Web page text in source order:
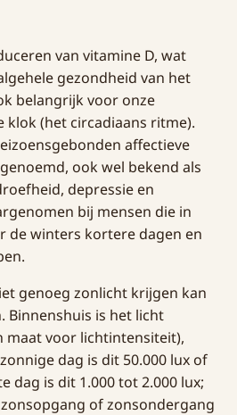
van vitamine D, wat
gezondheid van het
belangrijk voor onze
klok (het circadiaans ritme).
affectieve
ook wel bekend als
depressie en
bij mensen die in
de winters kortere dagen en
genoeg zonlicht krijgen kan
Binnenshuis is het licht
maat voor lichtintensiteit),
dag is dit 50.000 lux of
dag is dit 1.000 tot 2.000 lux;
of zonsondergang